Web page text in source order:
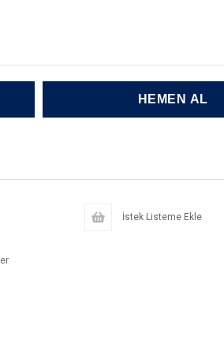
İstek Listeme Ekle